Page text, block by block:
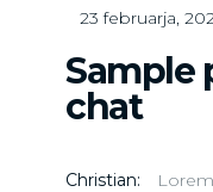
23 februarja,
Sample
chat
Christian: